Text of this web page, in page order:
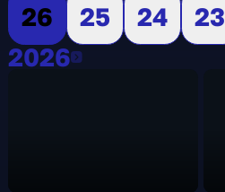
26
25 24 23
20262026